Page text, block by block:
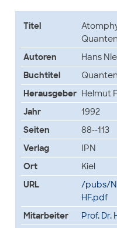
Titel
Autoren
Hans
Buchtitel
Herausgeber Helmut
Jahr
1992
Seiten
88--113
Verlag
IPN
Ort
Kiel
URL
/pubs/
HF.pdf
Mitarbeiter
Prof. Dr.